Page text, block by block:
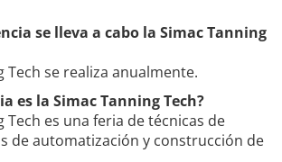
se lleva a cabo la Simac Tanning
Tech se realiza anualmente.
es la Simac Tanning Tech?
Tech es una feria de técnicas de
de automatización y construcción de